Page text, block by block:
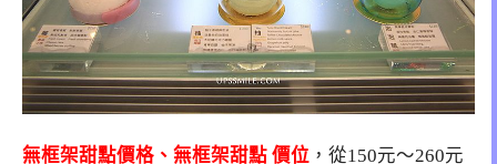
無框架甜點價格、無框架甜點 價位 ，從150元～260元